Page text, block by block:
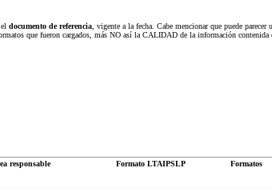
documento de referencia , vigente a la fecha. Cabe mencionar que puede
que fueron cargados, más NO así la CALIDAD de la información contenida
responsable Formato LTAIPSLP Formatos